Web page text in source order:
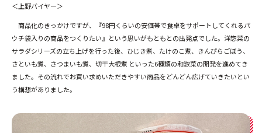
＜上野バイヤー＞
商品化のきっかけですが、『98円くらいの安価帯で食卓をサポートしてくれるパ
ウチ袋入りの商品をつくりたい』という思いがもともとの出発点でした。洋惣菜の
サラダシリーズの立ち上げを行った後、ひじき煮、たけのこ煮、きんぴらごぼう、
さといも煮、さつまいも煮、切干大根煮 といった6種類の和惣菜の開発を進めてき
ました。その流れでお買い求めいただきやすい商品をどんどん広げていきたいとい
う構想がありました。